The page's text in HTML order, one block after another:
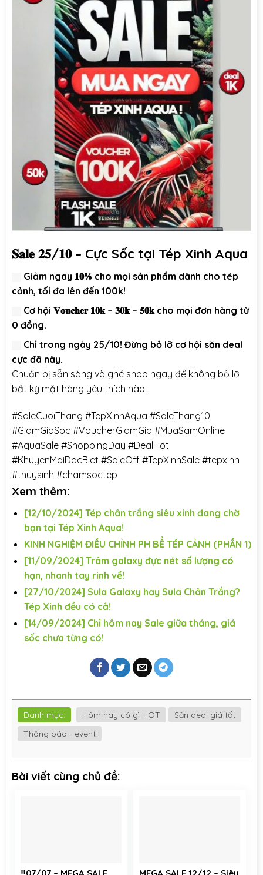
𝐒𝐚𝐥𝐞 𝟐𝟓/𝟏𝟎 – Cực Sốc tại Tép Xinh Aqua
Giảm ngay 𝟏𝟎% cho mọi sản phẩm dành cho tép
cảnh, tối đa lên đến 100k!
Cơ hội 𝐕𝐨𝐮𝐜𝐡𝐞𝐫 𝟏𝟎𝐤 – 𝟑𝟎𝐤 – 𝟓𝟎𝐤cho mọi đơn hàng từ
0 đồng.
Chỉ trong ngày 25/10! Đừng bỏ lỡ cơ hội săn deal
cực đã này.
Chuẩn bị sẵn sàng và ghé shop ngay để không bỏ lỡ
bất kỳ mặt hàng yêu thích nào!
#SaleCuoiThang #TepXinhAqua #SaleThang10
#GiamGiaSoc #VoucherGiamGia #MuaSamOnline
#AquaSale #ShoppingDay #DealHot
#KhuyenMaiDacBiet #SaleOff #TepXinhSale #tepxinh
#thuysinh #chamsoctep
Xem thêm:
[12/10/2024] Tép chân trắng siêu xinh đang chờ
bạn tại Tép Xinh Aqua!
KINH NGHIỆM ĐIỀU CHỈNH PH BỂ TÉP CẢNH (PHẦN 1)
[11/09/2024] Trâm galaxy đực nét số lượng có
hạn, nhanh tay rinh về!
[27/10/2024] Sula Galaxy hay Sula Chân Trắng?
Tép Xinh đều có cả!
[14/09/2024] Chỉ hôm nay Sale giữa tháng, giá
sốc chưa từng có!
Danh mục: Hôm nay có gì HOT
Săn deal giá tốt
Thông báo - event
Bài viết cùng chủ đề: